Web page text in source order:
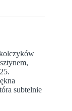
.
subtelnie